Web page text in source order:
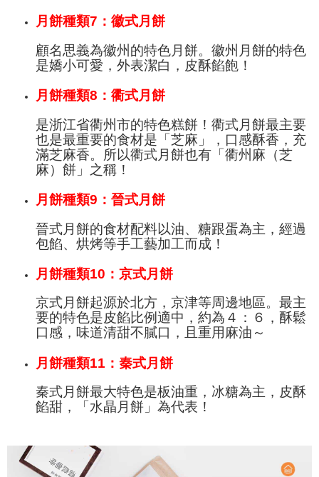
月餅種類7：徽式月餅
顧名思義為徽州 的特色月餅。 徽州月餅的特色
是嬌小可愛，外表潔白， 皮酥餡飽！
月餅種類8：衢式月餅
是浙江省衢州市的特色糕餅！ 衢式月餅最主要
也是最重要的食材是「芝麻 」， 口感酥香，充
滿芝麻香。所以衢式月餅也有「衢州麻（芝
麻）餅」之稱！
月餅種類9：晉式月餅
晉式月餅的食材配料以油、糖跟蛋為主，經過
包餡、烘烤等手工藝加工而成！
月餅種類10：京式月餅
京式月餅起源於北方，京津等周邊地區。 最主
要的特色是皮餡比例適中，約為４：６， 酥鬆
口感 ， 味道清甜不膩口，且 重用麻油～
月餅種類11：秦式月餅
秦式月餅最大特色是板油重，冰糖為主， 皮酥
餡甜，
「水晶月餅」 為代表！